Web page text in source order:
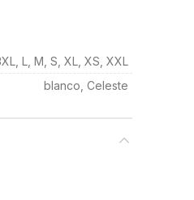
L, M, S, XL, XS, XXL
blanco, Celeste